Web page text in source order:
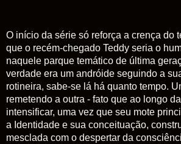
O início da série só reforça a crença do
que o recém-chegado Teddy seria o
naquele parque temático de última
verdade era um andróide seguindo a
rotineira, sabe-se lá há quanto tempo.
remetendo a outra - fato que ao longo
intensificar, uma vez que seu mote
a Identidade e sua conceituação,
mesclada com o despertar da